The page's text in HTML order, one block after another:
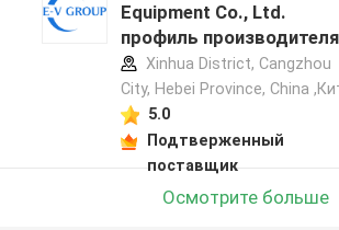
Equipment Co., Ltd.
профиль производителя
Xinhua District, Cangzhou
City, Hebei Province, China
5.0
Подтверженный
поставщик
Осмотрите больше